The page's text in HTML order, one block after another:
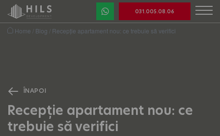
031.005.08.06
Home / Blog / Recepție apartament nou: ce trebuie să verifici
ÎNAPOI
Recepție apartament nou: ce
trebuie să verifici